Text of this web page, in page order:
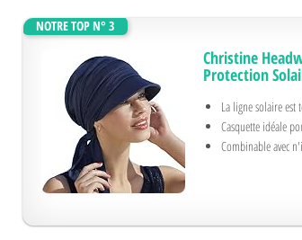
NOTRE TOP N° 3
Christine
Protection
La ligne solaire est
Casquette idéale
Combinable avec